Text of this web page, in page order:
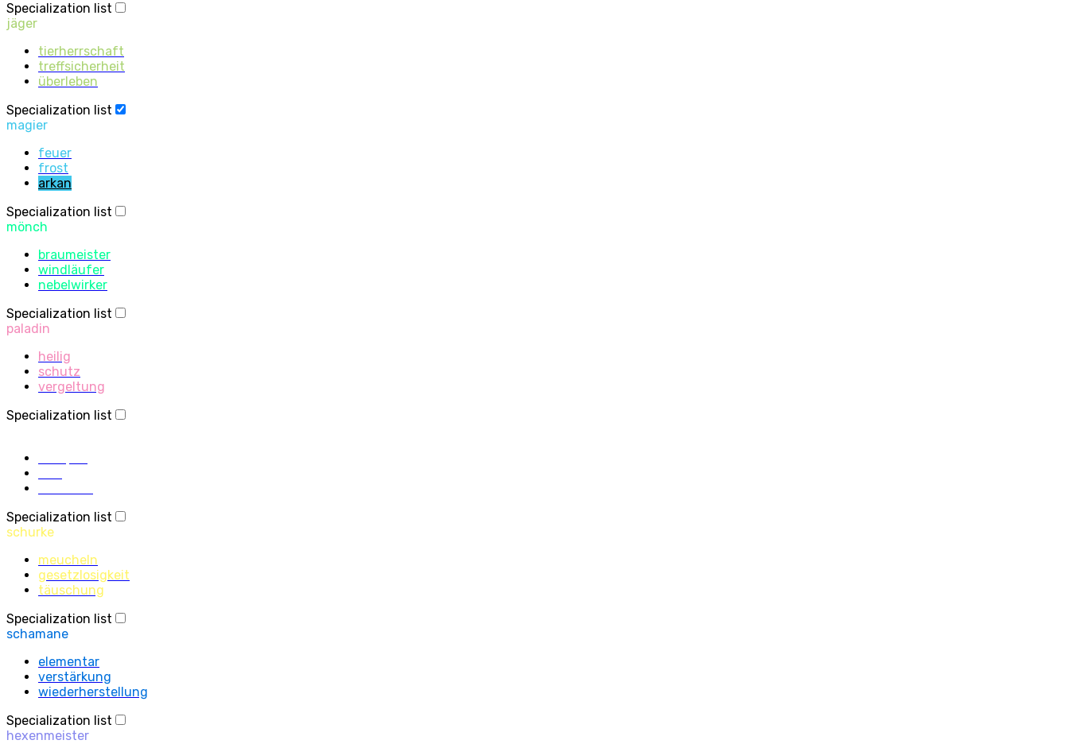
Specialization list
jäger
tierherrschaft
treffsicherheit
überleben
Specialization list
magier
feuer
frost
arkan
Specialization list
mönch
braumeister
windläufer
nebelwirker
Specialization list
paladin
heilig
schutz
vergeltung
Specialization list
Specialization list
schurke
meucheln
gesetzlosigkeit
täuschung
Specialization list
schamane
elementar
verstärkung
wiederherstellung
Specialization list
hexenmeister